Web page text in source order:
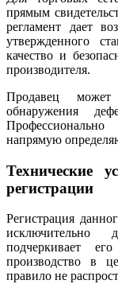
прямым
регламент дает
утвержденного
качество и
производителя.
Продавец может
обнаружения
напрямую
Технические
регистрации
Регистрация
исключительно
подчеркивает
производство в
правило не